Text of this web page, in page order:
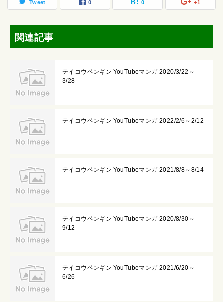
Tweet 0 0 +1
関連記事
テイコウペンギン YouTubeマンガ 2020/3/22～
3/28
テイコウペンギン YouTubeマンガ 2022/2/6～2/12
テイコウペンギン YouTubeマンガ 2021/8/8～8/14
テイコウペンギン YouTubeマンガ 2020/8/30～
9/12
テイコウペンギン YouTubeマンガ 2021/6/20～
6/26